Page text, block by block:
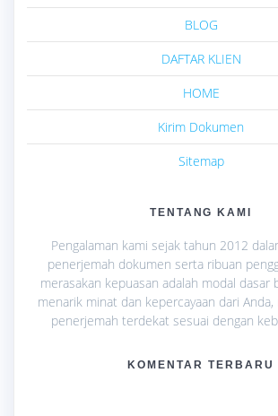
BLOG
DAFTAR KLIEN
HOME
Kirim Dokumen
Sitemap
TENTANG KAMI
Pengalaman kami sejak tahun 2012
penerjemah dokumen serta ribuan
merasakan kepuasan adalah modal dasar
menarik minat dan kepercayaan dari
penerjemah terdekat sesuai dengan
KOMENTAR TERBARU